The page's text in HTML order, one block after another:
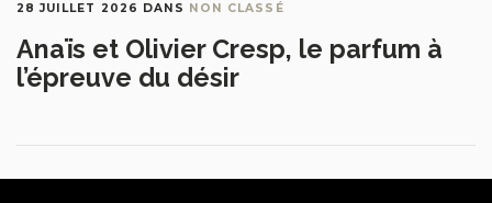
28 JUILLET 2026 DANS NON CLASSÉ
Anaïs et Olivier Cresp, le parfum à
l’épreuve du désir